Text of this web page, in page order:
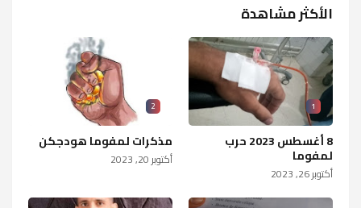
الأكثر مشاهدة
1
8 أغسطس 2023 حرب
لمفوما
أكتوبر 26, 2023
2
مذكرات لمفوما هودجكن
أكتوبر 20, 2023